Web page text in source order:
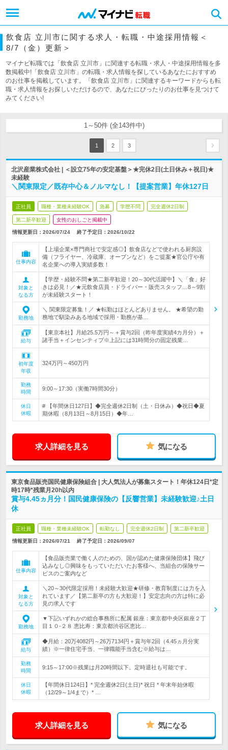
飲食店 立川市に関する求人・転職・中途採用情報＜
8/7（金）更新＞
マイナビ転職では「飲食店 立川市」に関連する転職・求人・中途採用情報を多
数掲載中!「飲食店 立川市」の転職・求人情報を探しているあなたにおすすめ
のお仕事を掲載しています。「飲食店 立川市」に関連するキーワードからも転
職・求人情報をお探しいただけるので、あなたにぴったりのお仕事を見つけて
みてください!
1～50件 (全143件中)
1 2 3
北沢産業株式会社 | ＜設立75年の安定基盤＞★完休2日(土日休み＋祝日)★
未経験
＼関東限定／既存中心＆ノルマなし！【提案営業】年休127日
正社員 職種・業種未経験OK 急募 学歴不問 完全週休2日制
第二新卒歓迎 女性のおしごと掲載中
情報更新日：2026/07/24 終了予定日： 2026/10/22
仕事内容
【上場企業×専門商社で安定感◎】飲食店などで使われる厨房設
備（フライヤー、冷蔵庫、オーブンなど）をご提案★官公庁や有
名企業への導入実績多数！
対象と
なる方
【学歴・経験不問★第二新卒歓迎！20～30代活躍中】＼「食」好
きは必見！／★元飲食店員・ドライバー・販売スタッフ…8～9割
が未経験スタート！
勤務地
＼ 関東限定募集！／ ★転勤はほとんどありません。 ★希望の勤
務地で馴染みある地域で採用・勤務が基…
給与
【東京本社】月給25.5万円～＋賞与2回（昨年度実績4カ月分）＋
諸手当＋インセンティブ※上記には31時間分の固定残業…
初年度
年収
324万円～450万円
勤務
時間
9:00～17:30（実働7時間30分）
休日
休暇
# 【年間休日127日】◆完全週休2日制（土・日休み）◆祝日◆夏
期休暇（8月13日～8月15日）◆年…
求人詳細を見る 気になる
東京食品販売国民健康保険組合 | 大人気法人が募集スタート！年休124日*定
時17時*残業月20h以内
賞与4.45ヵ月分！国民健康保険の【反響営業】未経験歓迎♪土日
休
正社員 職種・業種未経験OK 転勤なし 完全週休2日制 第二新卒歓迎
情報更新日：2026/07/21 終了予定日： 2026/09/07
仕事内容
【食品販売業で働く人のための、国が認めた健康保険団体】飛び
込みなし◎興味をもっていただいたお客様へ、当組合の保険サー
ビスのご案内など
対象と
なる方
＼20～30代限定採用！未経験大歓迎★研修・教育制度には力を入
れています／【第二新卒の方も大歓迎！】安定志向の方は特に必
見の求人です
勤務地
▼下記いずれかの総合事務所に配属 銀座：東京都中央区銀座２丁
目１０-２８ 恵比寿：東京都渋谷区恵比…
給与
◆月給：20万4082円～26万7134円＋賞与年2回（4.45ヵ月分実
績）※一律住宅手当、一律職能手当含む※給与は…
勤務
時間
9:15～17:00※残業は月20時間以下。定時退社も可能です。
休日
休暇
【年間休日124日】* 完全週休2日(土日)* 祝日 * 年末年始休暇
（12/29～1/4まで）* …
求人詳細を見る 気になる